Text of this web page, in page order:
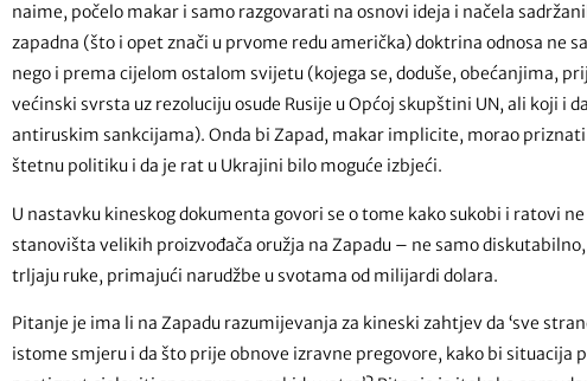
naime, počelo makar i samo razgovarati na osnovi ideja i načela
zapadna (što i opet znači u prvome redu američka) doktrina odnosa ne
nego i prema cijelom ostalom svijetu (kojega se, doduše, obećanjima,
većinski svrsta uz rezoluciju osude Rusije u Općoj skupštini UN, ali koji i
antiruskim sankcijama). Onda bi Zapad, makar implicite, morao priznati
štetnu politiku i da je rat u Ukrajini bilo moguće izbjeći.
U nastavku kineskog dokumenta govori se o tome kako sukobi i ratovi
stanovišta velikih proizvođača oružja na Zapadu – ne samo
trljaju ruke, primajući narudžbe u svotama od milijardi dolara.
Pitanje je ima li na Zapadu razumijevanja za kineski zahtjev da ‘sve
istome smjeru i da što prije obnove izravne pregovore, kako bi situacija